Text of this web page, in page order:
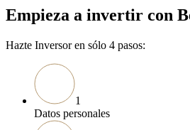
Empieza a invertir con
Hazte Inversor en sólo 4 pasos:
1
Datos personales